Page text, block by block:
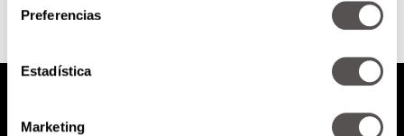
Preferencias
Estadística
Marketing